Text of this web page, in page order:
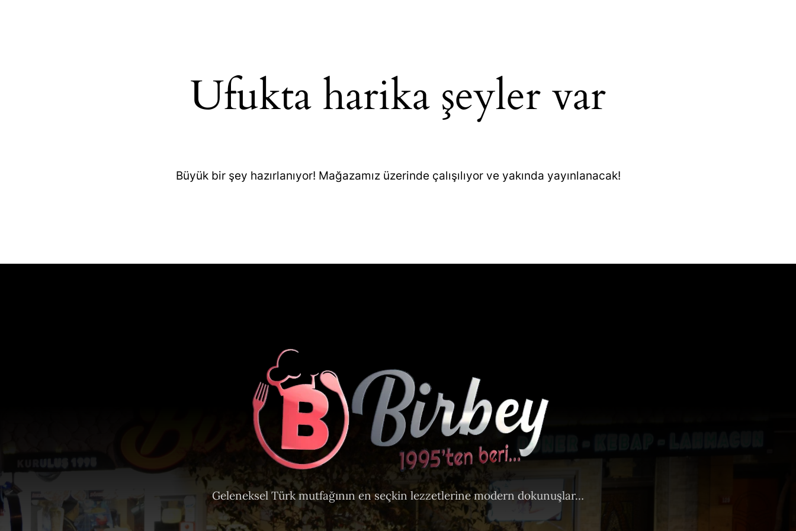
Ufukta harika şeyler var
Büyük bir şey hazırlanıyor! Mağazamız üzerinde çalışılıyor ve yakında yayınlanacak!
Geleneksel Türk mutfağının en seçkin lezzetlerine modern dokunuşlar…